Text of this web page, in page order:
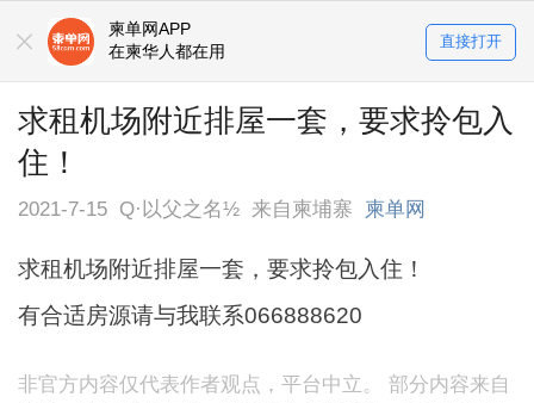
柬单网APP
在柬华人都在用
直接打开
求租机场附近排屋一套，要求拎包入
住！
2021-7-15 Q·以父之名½ 来自柬埔寨 柬单网
求租机场附近排屋一套，要求拎包入住！
有合适房源请与我联系066888620
非官方内容仅代表作者观点，平台中立。 部分内容来自